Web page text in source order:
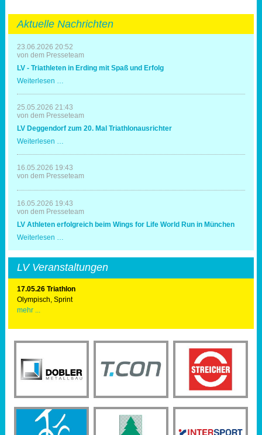
Aktuelle Nachrichten
23.06.2026 20:52
von dem Presseteam
LV - Triathleten in Erding mit Spaß und Erfolg
Weiterlesen …
Triathleten
in
Erding
Spaß
Erfolg
25.05.2026 21:43
von dem Presseteam
LV Deggendorf zum 20. Mal Triathlonausrichter
Weiterlesen …
zum
20.
Mal
16.05.2026 19:43
von dem Presseteam
16.05.2026 19:43
von dem Presseteam
LV Athleten erfolgreich beim Wings for Life World Run in München
Weiterlesen …
beim
Wings
for
Life
Run
LV Veranstaltungen
17.05.26 Triathlon
Olympisch, Sprint
mehr ...